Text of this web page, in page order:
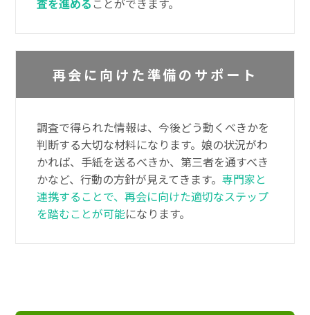
再会に向けた準備のサポート
調査で得られた情報は、今後どう動くべきかを
判断する大切な材料になります。娘の状況がわ
かれば、手紙を送るべきか、第三者を通すべき
かなど、行動の方針が見えてきます。専門家と
連携することで、再会に向けた適切なステップ
を踏むことが可能になります。